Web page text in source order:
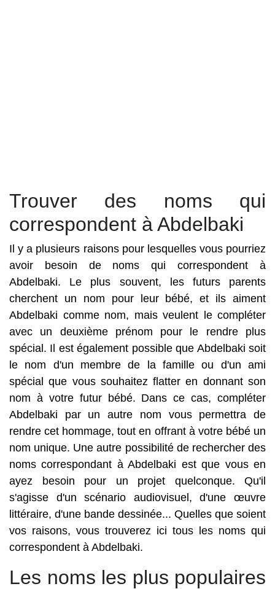
Trouver des noms qui
correspondent à Abdelbaki
Il y a plusieurs raisons pour lesquelles vous pourriez
avoir besoin de noms qui correspondent à
Abdelbaki. Le plus souvent, les futurs parents
cherchent un nom pour leur bébé, et ils aiment
Abdelbaki comme nom, mais veulent le compléter
avec un deuxième prénom pour le rendre plus
spécial. Il est également possible que Abdelbaki soit
le nom d'un membre de la famille ou d'un ami
spécial que vous souhaitez flatter en donnant son
nom à votre futur bébé. Dans ce cas, compléter
Abdelbaki par un autre nom vous permettra de
rendre cet hommage, tout en offrant à votre bébé un
nom unique. Une autre possibilité de rechercher des
noms correspondant à Abdelbaki est que vous en
ayez besoin pour un projet quelconque. Qu'il
s'agisse d'un scénario audiovisuel, d'une œuvre
littéraire, d'une bande dessinée... Quelles que soient
vos raisons, vous trouverez ici tous les noms qui
correspondent à Abdelbaki.
Les noms les plus populaires